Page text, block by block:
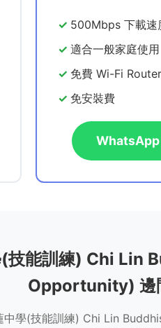
500Mbps 下載速
適合一般家庭使用
免費 Wi-Fi Router
免安裝費
WhatsApp
(技能訓練) Chi
Opportunity) 邊
中學(技能訓練) Chi Lin